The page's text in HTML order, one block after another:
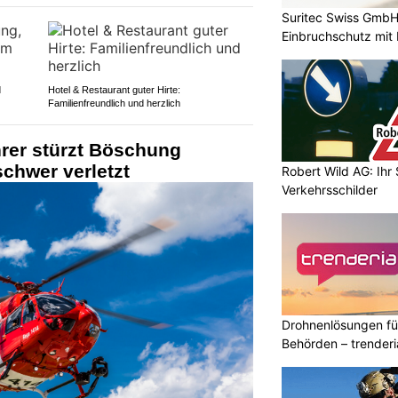
Hotel & Restaurant guter Hirte:
Familienfreundlich und herzlich
stürzt Böschung
verletzt
Suritec Swiss
Einbruchschutz mit
Robert Wild AG: Ihr
Verkehrsschilder
Drohnenlösungen
Behörden –